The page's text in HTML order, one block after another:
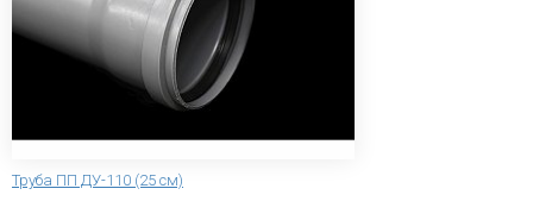
Труба ПП ДУ-110 (25 см)